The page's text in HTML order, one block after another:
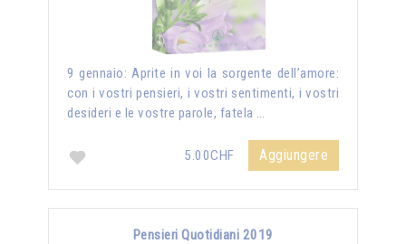
9 gennaio: Aprite in voi la sorgente dell’amore:
con i vostri pensieri, i vostri sentimenti, i vostri
desideri e le vostre parole, fatela …
5.00CHF Aggiungere
Pensieri Quotidiani 2019